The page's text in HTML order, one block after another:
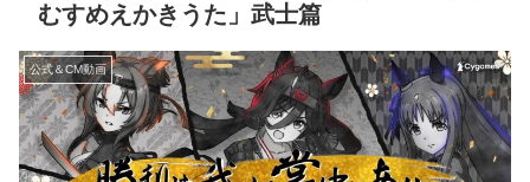
むすめえかきうた」武士篇
公式＆CM動画